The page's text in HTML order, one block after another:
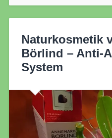
Naturkosmetik
Börlind – Anti-
System